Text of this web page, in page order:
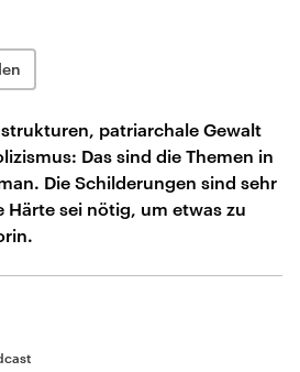
patriarchale Gewalt
Das sind die Themen in
Die Schilderungen sind sehr
Härte sei nötig, um etwas zu